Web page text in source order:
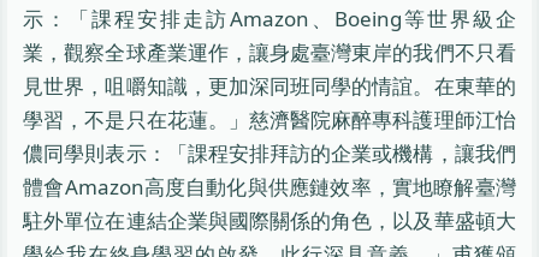
示：「課程安排走訪Amazon、Boeing等世界級企
業，觀察全球產業運作，讓身處臺灣東岸的我們不只看
見世界，咀嚼知識，更加深同班同學的情誼。在東華的
學習，不是只在花蓮。」慈濟醫院麻醉專科護理師江怡
儂同學則表示：「課程安排拜訪的企業或機構，讓我們
體會Amazon高度自動化與供應鏈效率，實地瞭解臺灣
駐外單位在連結企業與國際關係的角色，以及華盛頓大